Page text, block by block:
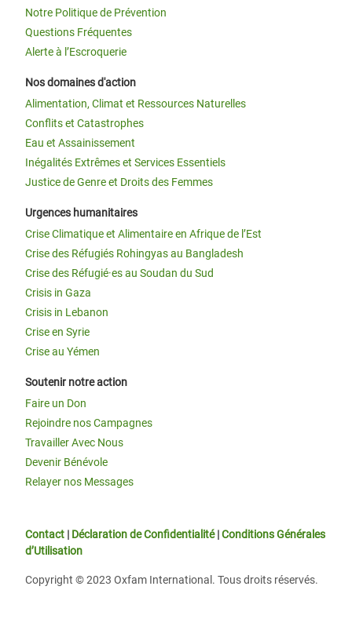
Notre Politique de Prévention
Questions Fréquentes
Alerte à l’Escroquerie
Nos domaines d'action
Alimentation, Climat et Ressources Naturelles
Conflits et Catastrophes
Eau et Assainissement
Inégalités Extrêmes et Services Essentiels
Justice de Genre et Droits des Femmes
Urgences humanitaires
Crise Climatique et Alimentaire en Afrique de l’Est
Crise des Réfugiés Rohingyas au Bangladesh
Crise des Réfugié·es au Soudan du Sud
Crisis in Gaza
Crisis in Lebanon
Crise en Syrie
Crise au Yémen
Soutenir notre action
Faire un Don
Rejoindre nos Campagnes
Travailler Avec Nous
Devenir Bénévole
Relayer nos Messages
Contact | Déclaration de Confidentialité|Conditions Générales
d’Utilisation
Copyright © 2023 Oxfam International. Tous droits réservés.